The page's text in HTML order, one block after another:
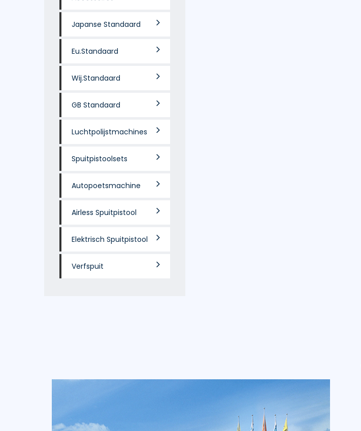
Japanse Standaard
Eu.Standaard
Wij.Standaard
GB Standaard
Luchtpolijstmachines
Spuitpistoolsets
Autopoetsmachine
Airless Spuitpistool
Elektrisch Spuitpistool
Verfspuit